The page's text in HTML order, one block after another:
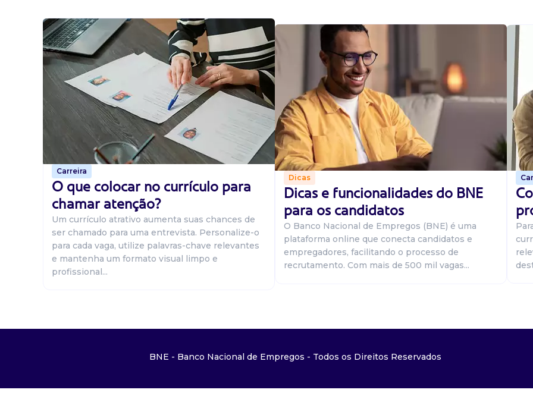
Carreira
O que colocar no currículo para
chamar atenção?
Um currículo atrativo aumenta suas chances de
ser chamado para uma entrevista. Personalize-o
para cada vaga, utilize palavras-chave relevantes
e mantenha um formato visual limpo e
profissional...
Dicas
Dicas e funcionalidades do BNE
para os candidatos
O Banco Nacional de Empregos (BNE) é uma
plataforma online que conecta candidatos e
empregadores, facilitando o processo de
recrutamento. Com mais de 500 mil vagas...
BNE - Banco Nacional de Empregos - Todos os Direitos Reservados